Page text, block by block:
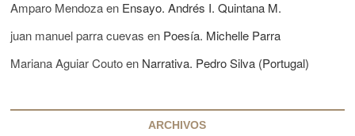
Amparo Mendozaen Ensayo. Andrés I. Quintana M.
juan manuel parra cuevas en Poesía. Michelle Parra
Mariana Aguiar Coutoen Narrativa. Pedro Silva (Portugal)
ARCHIVOS